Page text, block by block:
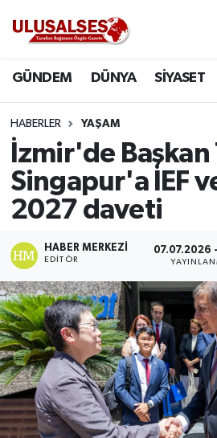
GÜNDEM DÜNYA SİYASET
HABERLER YAŞAM
İzmir'de
Singapur'a İEF
2027 daveti
HABER MERKEZI
EDITÖR
07.07.2026
DÜNYA
SİYASET
EKONOMİ
SAĞLIK
MAGAZİN
SPOR
Trafik Durumu
Süper Lig Puan Durumu ve
Tüm Manşetler
Haber Arşivi